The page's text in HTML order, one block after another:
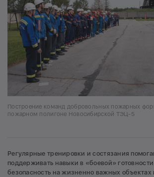
Построение команд добровольных пожарных
пожарном полигоне Новосибирской ТЭЦ-5
Регулярные тренировки и состязания
поддерживать навыки в «боевой»
безопасность на жизненно важных